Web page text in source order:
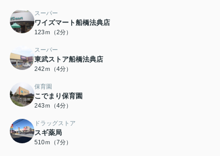
スーパー
ワイズマート船橋法典店
123ｍ（2分）
スーパー
東武ストア船橋法典店
242ｍ（4分）
保育園
こでまり保育園
243ｍ（4分）
ドラッグストア
スギ薬局
510ｍ（7分）